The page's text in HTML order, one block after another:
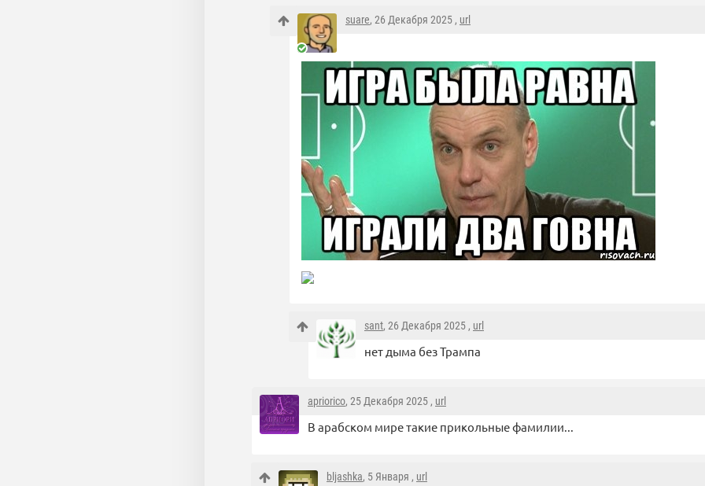
suare, 26 Декабря 2025 , url
sant, 26 Декабря 2025 , url
нет дыма без Трампа
apriorico, 25 Декабря 2025 , url
В арабском мире такие прикольные фамилии...
bljashka, 5 Января , url